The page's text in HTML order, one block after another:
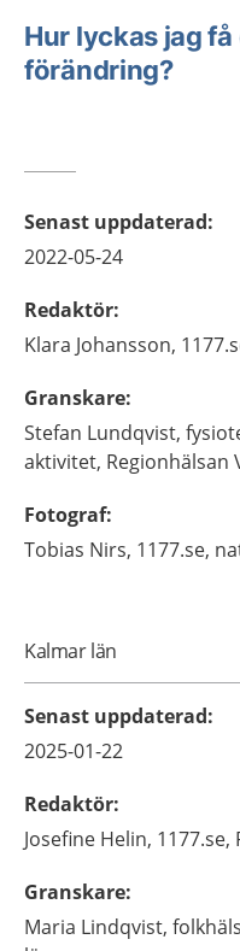
Hur lyckas jag
förändring?
Senast uppdaterad:
2022-05-24
Redaktör:
Klara Johansson,
Granskare:
Stefan Lundqvist,
aktivitet, Regionhälsan
Fotograf:
Tobias Nirs, 1177.se,
Kalmar län
Senast uppdaterad:
2025-01-22
Redaktör:
Josefine Helin, 1177.se,
Granskare:
Maria Lindqvist,